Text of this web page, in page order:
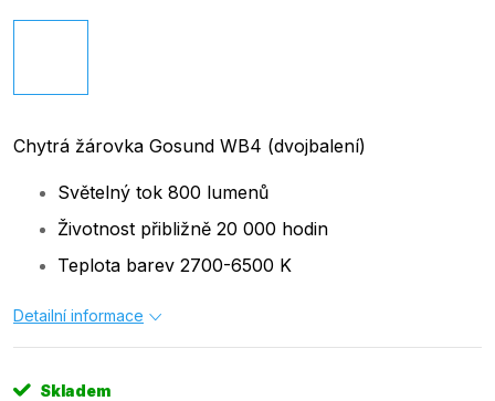
Chytrá žárovka Gosund WB4 (dvojbalení)
Světelný tok 800 lumenů
Životnost přibližně 20 000 hodin
Teplota barev 2700-6500 K
Detailní informace
Skladem